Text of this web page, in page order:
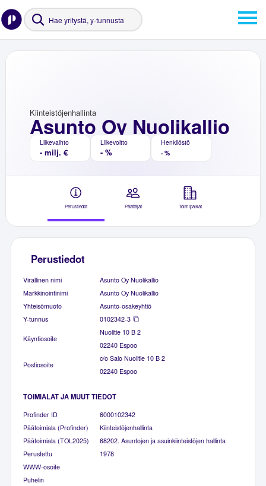
Asunto Oy Nuolikallio
Kiinteistöjenhallinta
Liikevaihto
- milj. €
Liikevoitto
- %
Henkilöstö
- %
Perustiedot Päättäjät Toimipaikat
Perustiedot
Virallinen nimi
Asunto Oy Nuolikallio
Markkinointinimi
Asunto Oy Nuolikallio
Yhteisömuoto
Asunto-osakeyhtiö
Y-tunnus
0102342-3
Käyntiosoite
Nuolitie 10 B 2
02240 Espoo
Postiosoite
c/o Salo Nuolitie 10 B 2
02240 Espoo
TOIMIALAT JA MUUT TIEDOT
Profinder ID
6000102342
Päätoimiala (Profinder)
Kiinteistöjenhallinta
Päätoimiala (TOL2025)
68202. Asuntojen ja asuinkiinteistöjen hallinta
Perustettu
1978
WWW-osoite
Puhelin